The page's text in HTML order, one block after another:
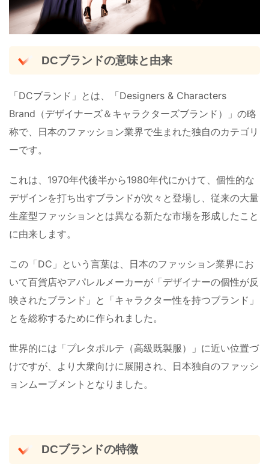
DCブランドの意味と由来
「DCブランド」とは、「Designers & Characters
Brand（デザイナーズ＆キャラクターズブランド）」の略
称で、日本のファッション業界で生まれた独自のカテゴリ
ーです。
これは、1970年代後半から1980年代にかけて、個性的な
デザインを打ち出すブランドが次々と登場し、従来の大量
生産型ファッションとは異なる新たな市場を形成したこと
に由来します。
この「DC」という言葉は、日本のファッション業界にお
いて百貨店やアパレルメーカーが「デザイナーの個性が反
映されたブランド」と「キャラクター性を持つブランド」
とを総称するために作られました。
世界的には「プレタポルテ（高級既製服）」に近い位置づ
けですが、より大衆向けに展開され、日本独自のファッシ
ョンムーブメントとなりました。
DCブランドの特徴